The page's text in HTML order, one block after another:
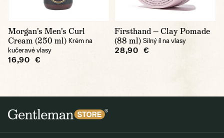
Morgan's Men's Curl
Cream (250 ml) Krém na
kučeravé vlasy
16,90 €
Firsthand — Clay Pomade
(88 ml) Silný íl na vlasy
28,90 €